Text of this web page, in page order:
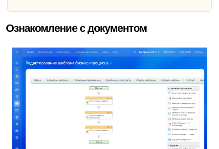
Ознакомление с документом